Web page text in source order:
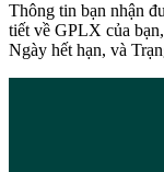
Thông tin bạn nhận
tiết về GPLX của
Ngày hết hạn, và